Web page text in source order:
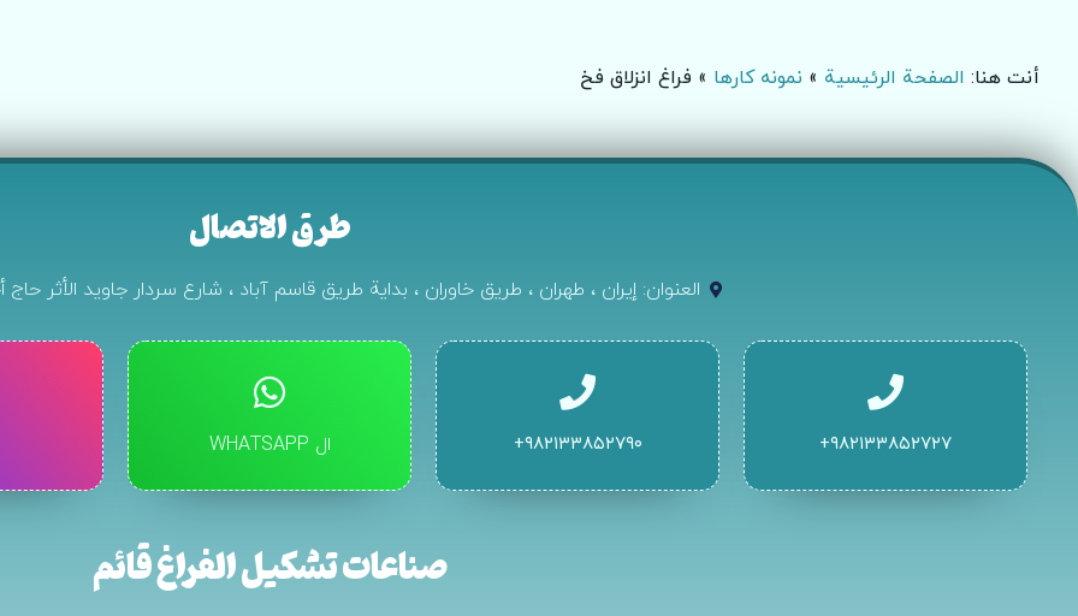
أنت هنا: الصفحة الرئيسية » نمونه کارها » فراغ انزلاق فخ
طرق الاتصال
العنوان: إيران ، طهران ، طريق خاوران ، بداية طريق قاسم آباد ، شارع سردار جاويد الأثر حاج
۹۸۲۱۳۳۸۵۲۷۲۷+ ۹۸۲۱۳۳۸۵۲۷۹۰+ ال WHATSAPP
صناعات تشكيل الفراغ قائم